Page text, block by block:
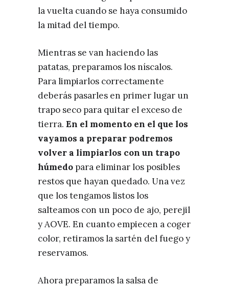
la vuelta cuando se haya consumido
la mitad del tiempo.
Mientras se van haciendo las
patatas, preparamos los níscalos.
Para limpiarlos correctamente
deberás pasarles en primer lugar un
trapo seco para quitar el exceso de
tierra. En el momento en el que los
vayamos a preparar podremos
volver a limpiarlos con un trapo
húmedo para eliminar los posibles
restos que hayan quedado. Una vez
que los tengamos listos los
salteamos con un poco de ajo, perejil
y AOVE. En cuanto empiecen a coger
color, retiramos la sartén del fuego y
reservamos.
Ahora preparamos la salsa de